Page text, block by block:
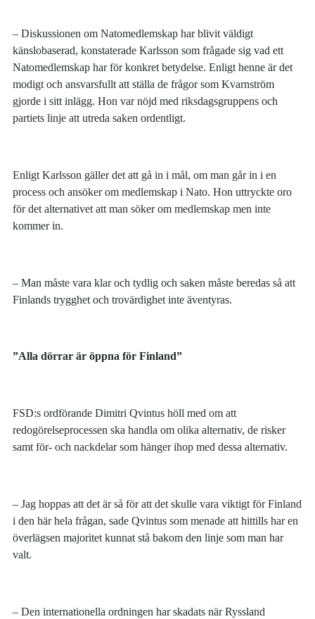
– Diskussionen om Natomedlemskap har blivit väldigt
känslobaserad, konstaterade Karlsson som frågade sig vad ett
Natomedlemskap har för konkret betydelse. Enligt henne är det
modigt och ansvarsfullt att ställa de frågor som Kvarnström
gjorde i sitt inlägg. Hon var nöjd med riksdagsgruppens och
partiets linje att utreda saken ordentligt.
Enligt Karlsson gäller det att gå in i mål, om man går in i en
process och ansöker om medlemskap i Nato. Hon uttryckte oro
för det alternativet att man söker om medlemskap men inte
kommer in.
– Man måste vara klar och tydlig och saken måste beredas så att
Finlands trygghet och trovärdighet inte äventyras.
”Alla dörrar är öppna för Finland”
FSD:s ordförande Dimitri Qvintus höll med om att
redogörelseprocessen ska handla om olika alternativ, de risker
samt för- och nackdelar som hänger ihop med dessa alternativ.
– Jag hoppas att det är så för att det skulle vara viktigt för Finland
i den här hela frågan, sade Qvintus som menade att hittills har en
överlägsen majoritet kunnat stå bakom den linje som man har
valt.
– Den internationella ordningen har skadats när Ryssland